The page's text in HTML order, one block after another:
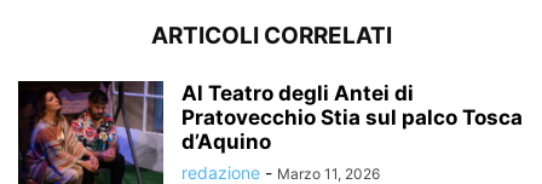
ARTICOLI CORRELATI
Al Teatro degli Antei di
Pratovecchio Stia sul palco Tosca
d’Aquino
redazione - Marzo 11, 2026